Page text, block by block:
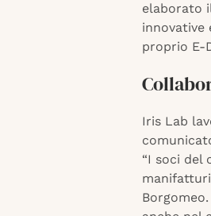
elaborato
innovative
proprio E-
Iris Lab
“I soci del